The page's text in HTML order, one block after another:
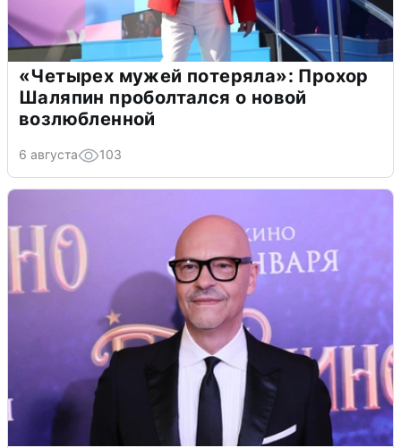
«Четырех мужей потеряла»: Прохор
Шаляпин проболтался о новой
возлюбленной
6 августа 103